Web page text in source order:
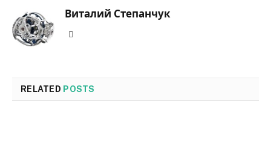
Виталий Степанчук
RELATED POSTS